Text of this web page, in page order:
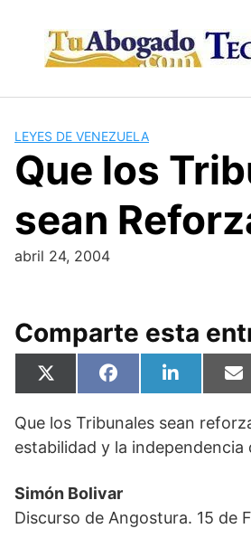
content
LEYES DE VENEZUELA
Que los
sean
abril 24, 2004
Comparte esta
Compartir
en
X
(
w
t
r
)
Compartir
en
F
a
e
b
o
Compartir
en
L
i
k
d
E
i
Que los Tribunales sean
estabilidad y la independencia
Simón Bolivar
Discurso de Angostura. 15 de